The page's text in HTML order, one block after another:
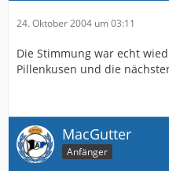
24. Oktober 2004 um 03:11
Die Stimmung war echt
Pillenkusen und die
MacGutter
Anfänger